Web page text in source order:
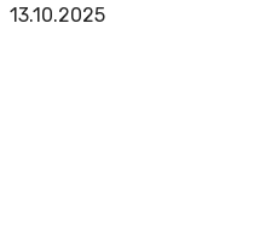
13.10.2025